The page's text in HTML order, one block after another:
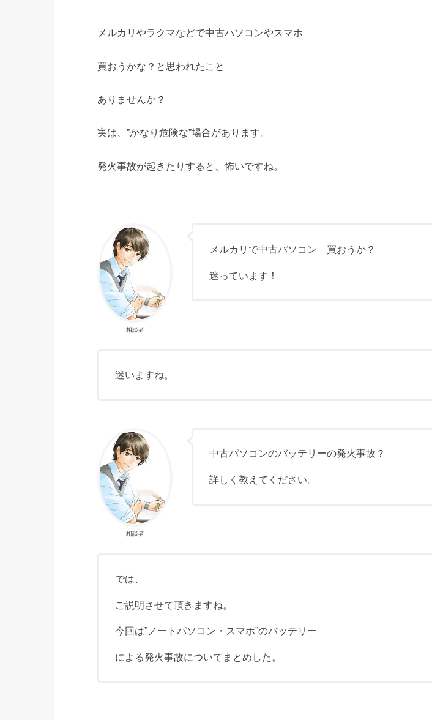
メルカリやラクマなどで中古パソコンやスマホ
買おうかな？と思われたこと
ありませんか？
実は、”かなり危険な”場合があります。
発火事故が起きたりすると、怖いですね。
相談者
メルカリで中古パソコン 買おうか？
迷っています！
迷いますね。
相談者
中古パソコンのバッテリーの発火事故？
詳しく教えてください。
では、
ご説明させて頂きますね。
今回は”ノートパソコン・スマホ”のバッテリー
による発火事故についてまとめした。